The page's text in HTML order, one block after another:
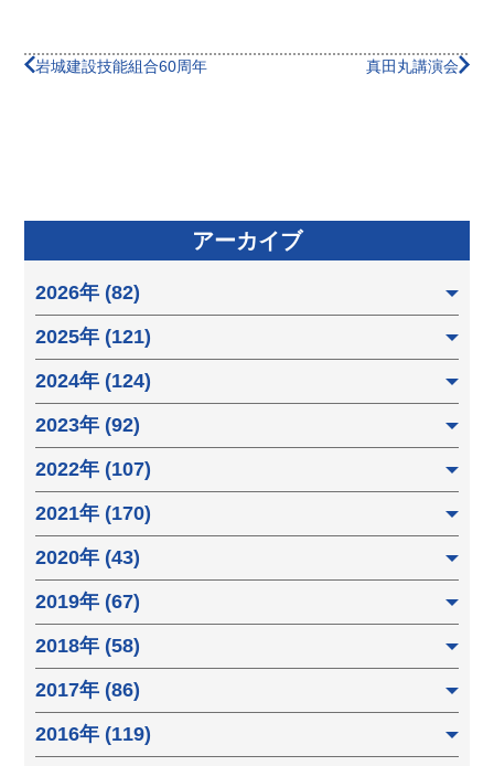
岩城建設技能組合60周年 真田丸講演会
アーカイブ
2026年 (82)
2025年 (121)
2024年 (124)
2023年 (92)
2022年 (107)
2021年 (170)
2020年 (43)
2019年 (67)
2018年 (58)
2017年 (86)
2016年 (119)